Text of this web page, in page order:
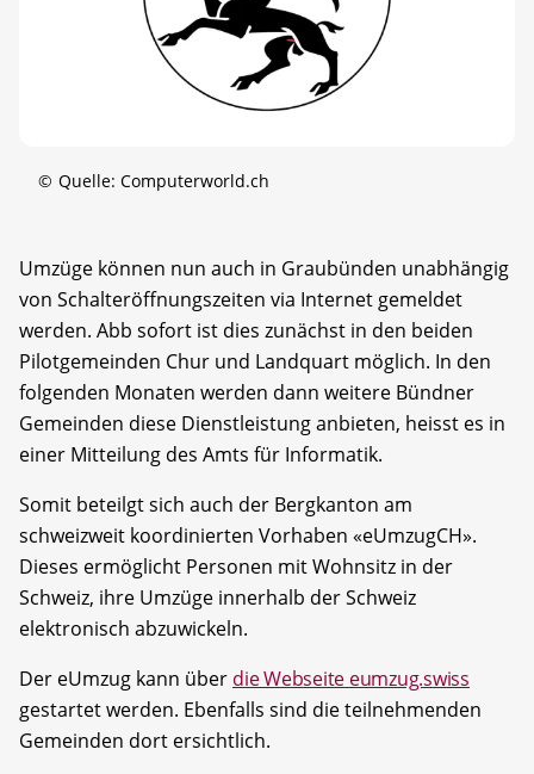
© Quelle: Computerworld.ch
Umzüge können nun auch in Graubünden unabhängig
von Schalteröffnungszeiten via Internet gemeldet
werden. Abb sofort ist dies zunächst in den beiden
Pilotgemeinden Chur und Landquart möglich. In den
folgenden Monaten werden dann weitere Bündner
Gemeinden diese Dienstleistung anbieten, heisst es in
einer Mitteilung des Amts für Informatik.
Somit beteilgt sich auch der Bergkanton am
schweizweit koordinierten Vorhaben «eUmzugCH».
Dieses ermöglicht Personen mit Wohnsitz in der
Schweiz, ihre Umzüge innerhalb der Schweiz
elektronisch abzuwickeln.
Der eUmzug kann über die Webseite eumzug.swiss
gestartet werden. Ebenfalls sind die teilnehmenden
Gemeinden dort ersichtlich.